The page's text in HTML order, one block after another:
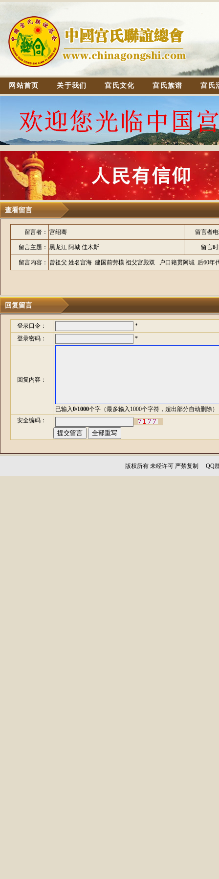
网站首页 关于我们 宫氏文化 宫氏族谱 宫氏
查看留言
留言者： 宫绍骞 留言者
留言主题： 黑龙江 阿城 佳木斯 留言
留言内容： 曾祖父 姓名宫海 建国前劳模 祖父宫殿双 户口籍贯阿城 后60年
回复留言
登录口令：
*
登录密码：
*
回复内容：
已输入0/1000个字（最多输入1000个字符，超出部分自动删除）
安全编码：
版权所有 未经许可 严禁复制 QQ群